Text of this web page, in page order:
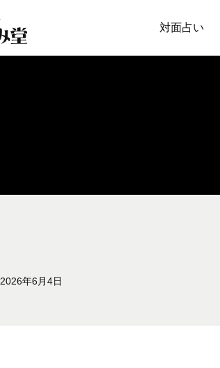
対面占い
2026年6月4日